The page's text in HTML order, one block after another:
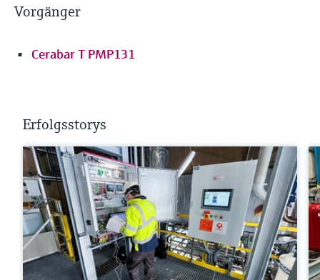
Vorgänger
Cerabar T PMP131
Erfolgsstorys